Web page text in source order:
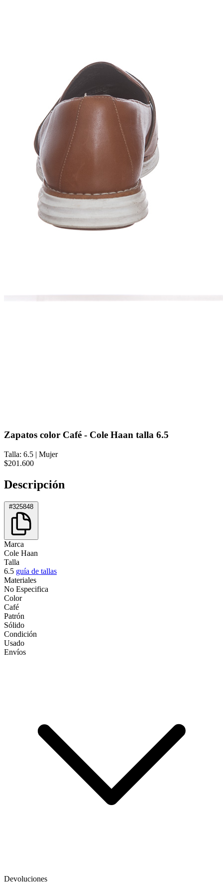
Zapatos color Café - Cole Haan talla 6.5
Talla: 6.5 | Mujer
$201.600
Descripción
#325848
Marca
Cole Haan
Talla
6.5 guía de tallas
Materiales
No Especifica
Color
Café
Patrón
Sólido
Condición
Usado
Envíos
Devoluciones